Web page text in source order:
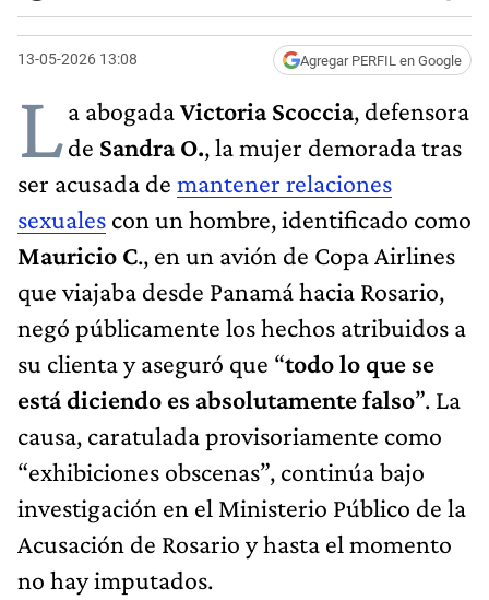
13-05-2026 13:08 Agregar PERFIL en Google
La abogadaVictoria Scoccia, defensora
de Sandra O., la mujer demorada tras
ser acusada de mantener relaciones
sexuales con un hombre, identificado como
Mauricio C., en un avión de Copa Airlines
que viajaba desde Panamá hacia Rosario,
negó públicamente los hechos atribuidos a
su clienta y aseguró que “todo lo que se
está diciendo es absolutamente falso”. La
causa, caratulada provisoriamente como
“exhibiciones obscenas”, continúa bajo
investigación en el Ministerio Público de la
Acusación de Rosario y hasta el momento
no hay imputados.